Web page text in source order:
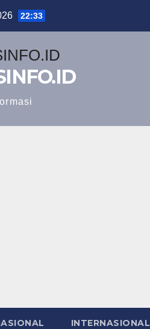
22:33
INTERNASIONAL